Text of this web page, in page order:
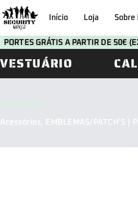
Início Loja Sobre
PORTES GRÁTIS A PARTIR DE 50€
VESTUÁRIO
Acessórios, EMBLEMAS/PATCH’S |